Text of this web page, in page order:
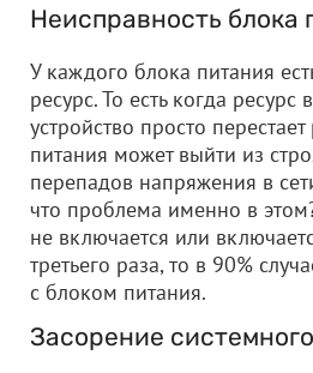
Неисправность блока
У каждого блока питания
ресурс. То есть когда ресурс
устройство просто
питания может выйти из
перепадов напряжения в
что проблема именно в
не включается или
третьего раза, то в 90%
с блоком питания.
Засорение